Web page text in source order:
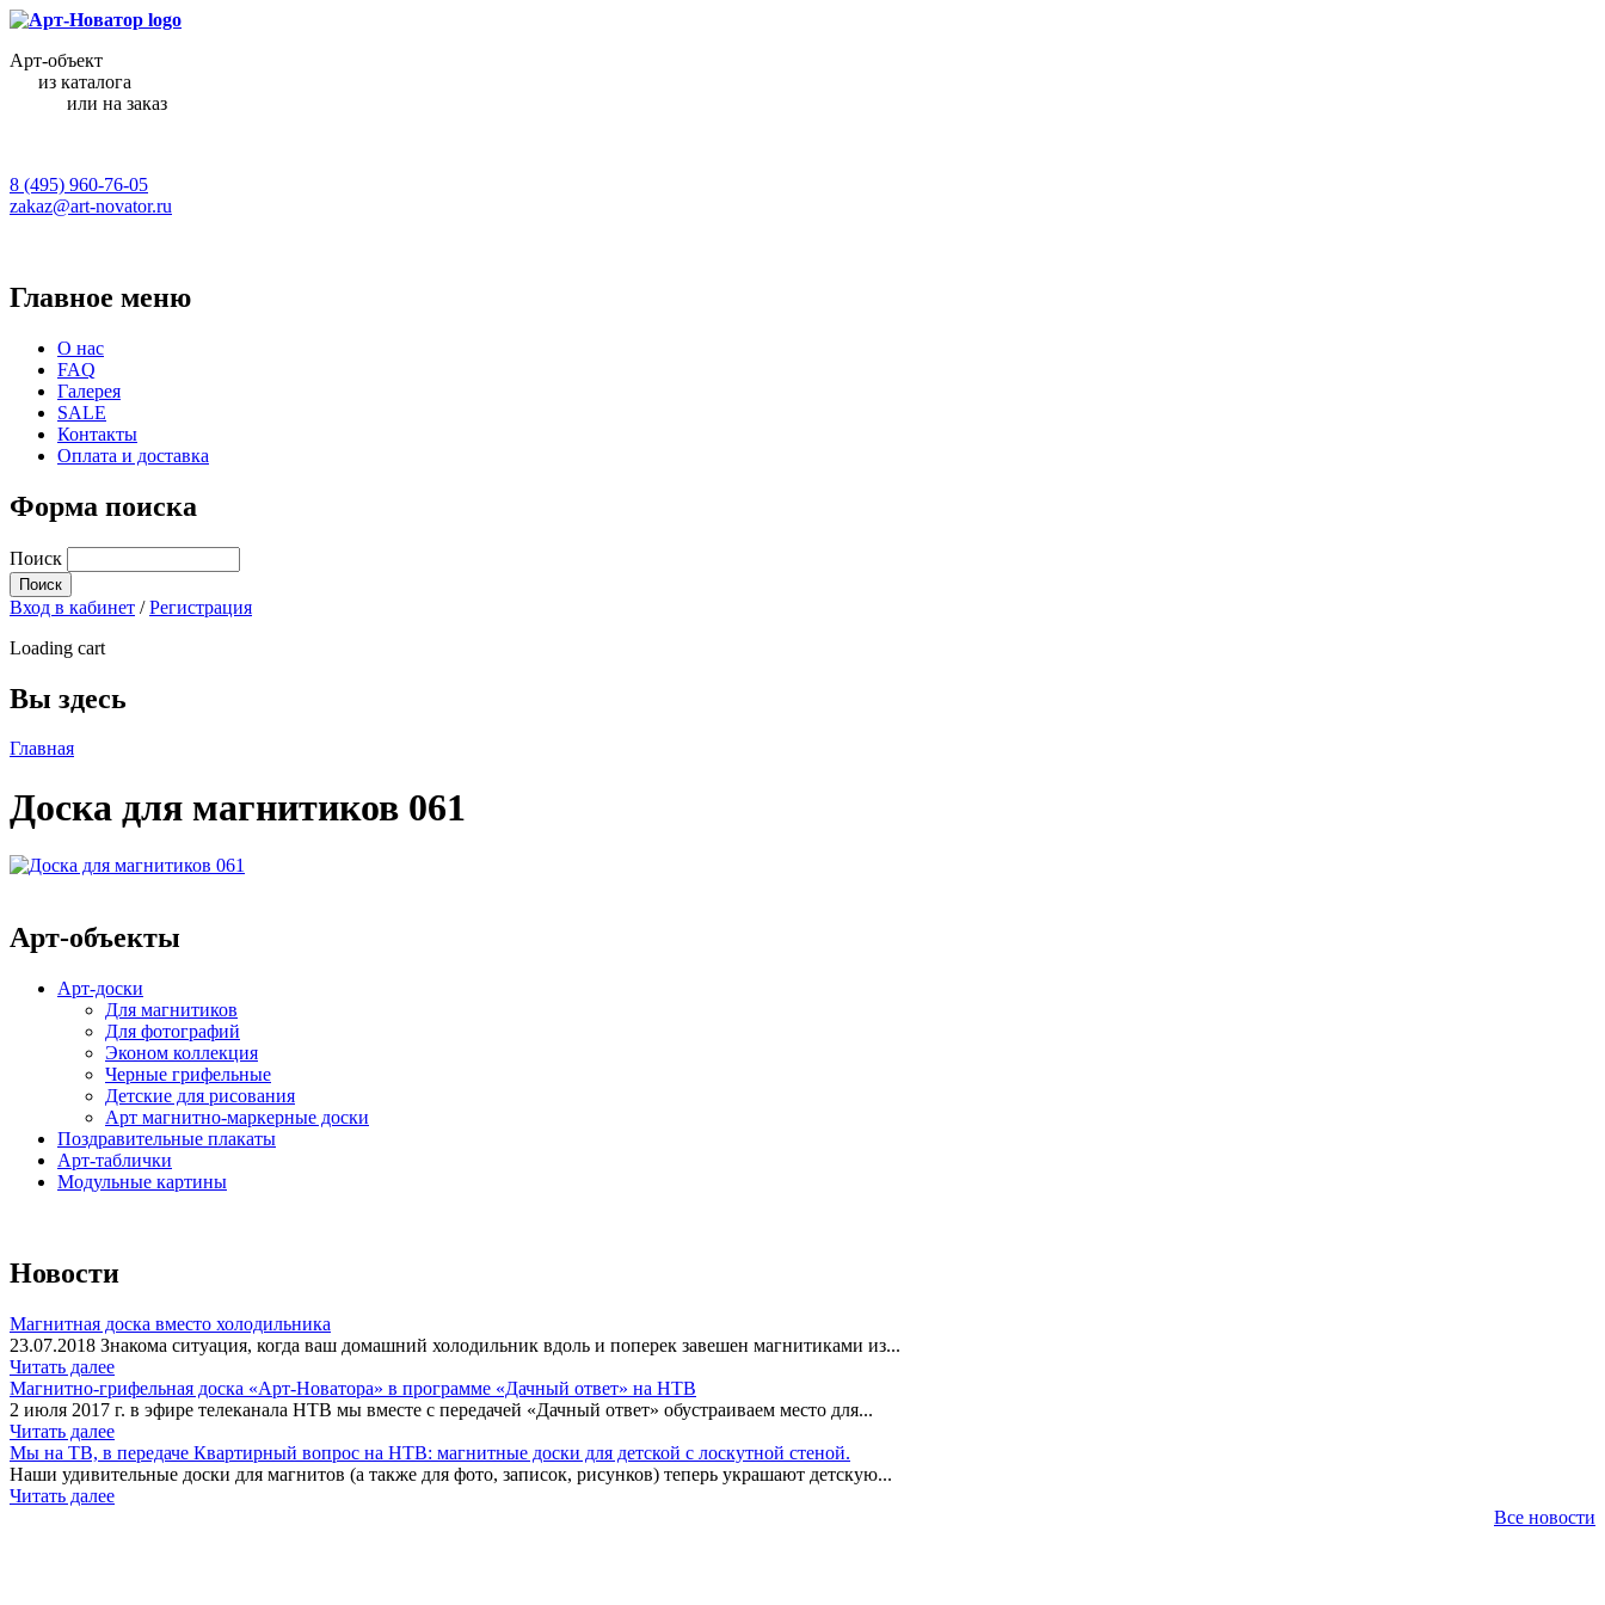
Арт-объект
из каталога
или на заказ
8 (495) 960-76-05
zakaz@art-novator.ru
Главное меню
О нас
FAQ
Галерея
SALE
Контакты
Оплата и доставка
Форма поиска
Поиск
Вход в кабинет /Регистрация
Loading cart
Вы здесь
Главная
Доска для магнитиков 061
Арт-объекты
Арт-доски
Для магнитиков
Для фотографий
Эконом коллекция
Черные грифельные
Детские для рисования
Арт магнитно-маркерные доски
Поздравительные плакаты
Арт-таблички
Модульные картины
Новости
Магнитная доска вместо холодильника
23.07.2018 Знакома ситуация, когда ваш домашний холодильник вдоль и поперек завешен магнитиками из...
Читать далее
Магнитно-грифельная доска «Арт-Новатора» в программе «Дачный ответ» на НТВ
2 июля 2017 г. в эфире телеканала НТВ мы вместе с передачей «Дачный ответ» обустраиваем место для...
Читать далее
Мы на ТВ, в передаче Квартирный вопрос на НТВ: магнитные доски для детской с лоскутной стеной.
Наши удивительные доски для магнитов (а также для фото, записок, рисунков) теперь украшают детскую...
Читать далее
Все новости